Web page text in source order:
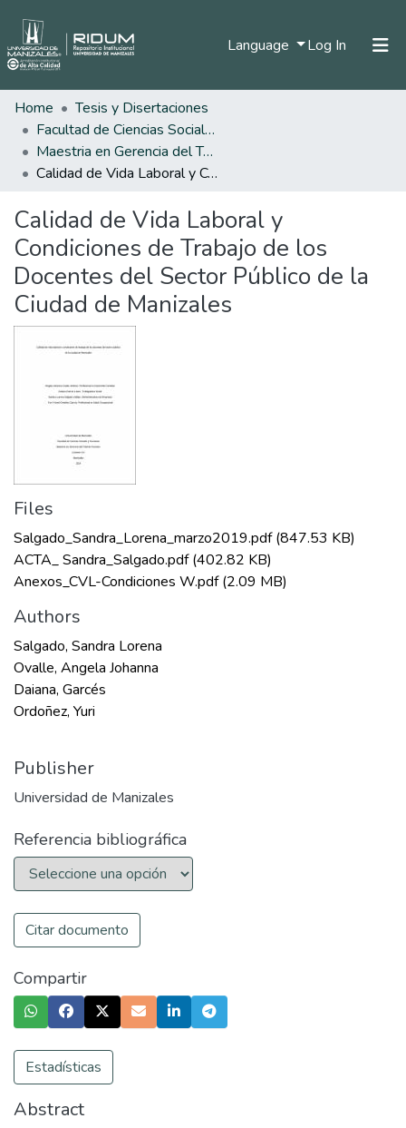
Language Log In (current)
Home
Tesis y Disertaciones
Facultad de Ciencias Sociales y Humanas
Maestria en Gerencia del Talento Humano
Calidad de Vida Laboral y Condiciones de Trabajo de los Docentes del Sector Público de la Ciudad de Manizales
Calidad de Vida Laboral y
Condiciones de Trabajo de los
Docentes del Sector Público de la
Ciudad de Manizales
Files
Salgado_Sandra_Lorena_marzo2019.pdf(847.53 KB)
ACTA_ Sandra_Salgado.pdf(402.82 KB)
Anexos_CVL-Condiciones W.pdf(2.09 MB)
Authors
Salgado, Sandra Lorena
Ovalle, Angela Johanna
Daiana, Garcés
Ordoñez, Yuri
Publisher
Universidad de Manizales
Referencia bibliográfica
Citar documento
Compartir
Estadísticas
Abstract